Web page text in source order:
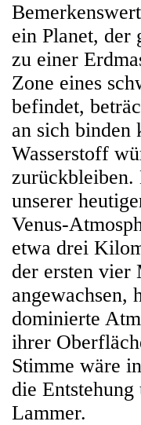
ein Planet, der
zu einer
Zone eines
befindet,
an sich binden
Wasserstoff
zurückbleiben.
unserer
Venus-
etwa drei
der ersten vier
angewachsen,
dominierte
ihrer
Stimme wäre
die
Lammer.